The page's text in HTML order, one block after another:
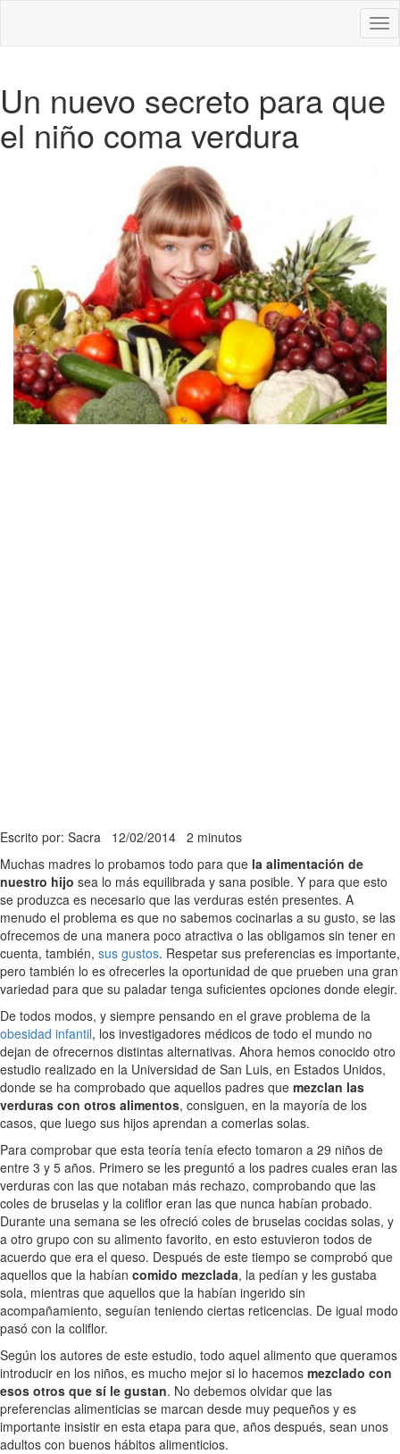
Un nuevo secreto para que
el niño coma verdura
Escrito por: Sacra 12/02/2014 2 minutos
Muchas madres lo probamos todo para que la alimentación de
nuestro hijo sea lo más equilibrada y sana posible. Y para que esto
se produzca es necesario que las verduras estén presentes. A
menudo el problema es que no sabemos cocinarlas a su gusto, se las
ofrecemos de una manera poco atractiva o las obligamos sin tener en
cuenta, también, sus gustos. Respetar sus preferencias es importante,
pero también lo es ofrecerles la oportunidad de que prueben una gran
variedad para que su paladar tenga suficientes opciones donde elegir.
De todos modos, y siempre pensando en el grave problema de la
obesidad infantil, los investigadores médicos de todo el mundo no
dejan de ofrecernos distintas alternativas. Ahora hemos conocido otro
estudio realizado en la Universidad de San Luis, en Estados Unidos,
donde se ha comprobado que aquellos padres que mezclan las
verduras con otros alimentos, consiguen, en la mayoría de los
casos, que luego sus hijos aprendan a comerlas solas.
Para comprobar que esta teoría tenía efecto tomaron a 29 niños de
entre 3 y 5 años. Primero se les preguntó a los padres cuales eran las
verduras con las que notaban más rechazo, comprobando que las
coles de bruselas y la coliflor eran las que nunca habían probado.
Durante una semana se les ofreció coles de bruselas cocidas solas, y
a otro grupo con su alimento favorito, en esto estuvieron todos de
acuerdo que era el queso. Después de este tiempo se comprobó que
aquellos que la habían comido mezclada, la pedían y les gustaba
sola, mientras que aquellos que la habían ingerido sin
acompañamiento, seguían teniendo ciertas reticencias. De igual modo
pasó con la coliflor.
Según los autores de este estudio, todo aquel alimento que queramos
introducir en los niños, es mucho mejor si lo hacemos mezclado con
esos otros que sí le gustan. No debemos olvidar que las
preferencias alimenticias se marcan desde muy pequeños y es
importante insistir en esta etapa para que, años después, sean unos
adultos con buenos hábitos alimenticios.